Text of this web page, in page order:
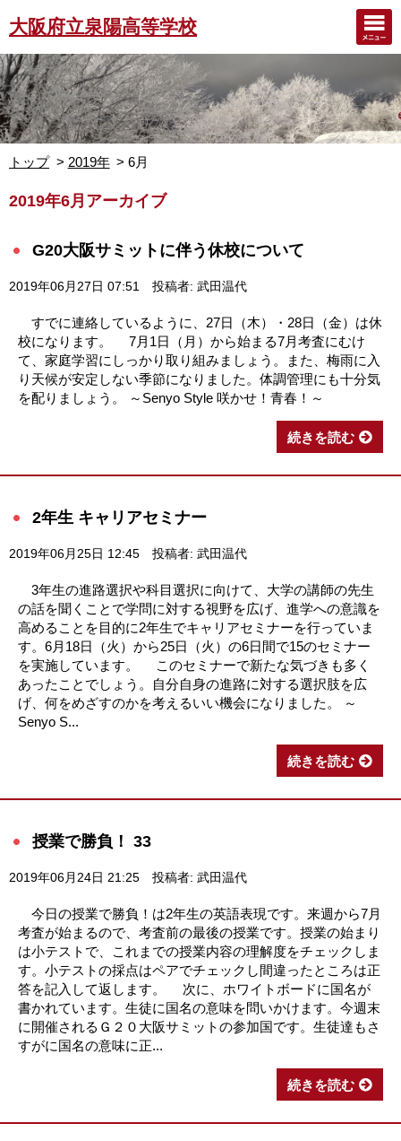
大阪府立泉陽高等学校
トップ 2019年 6月
2019年6月アーカイブ
G20大阪サミットに伴う休校について
2019年06月27日 07:51 投稿者: 武田温代
すでに連絡しているように、27日（木）・28日（金）は休
校になります。 7月1日（月）から始まる7月考査にむけ
て、家庭学習にしっかり取り組みましょう。また、梅雨に入
り天候が安定しない季節になりました。体調管理にも十分気
を配りましょう。 ～Senyo Style 咲かせ！青春！～
続きを読む
2年生 キャリアセミナー
2019年06月25日 12:45 投稿者: 武田温代
3年生の進路選択や科目選択に向けて、大学の講師の先生
の話を聞くことで学問に対する視野を広げ、進学への意識を
高めることを目的に2年生でキャリアセミナーを行っていま
す。6月18日（火）から25日（火）の6日間で15のセミナー
を実施しています。 このセミナーで新たな気づきも多く
あったことでしょう。自分自身の進路に対する選択肢を広
げ、何をめざすのかを考えるいい機会になりました。 ～
Senyo S...
続きを読む
授業で勝負！ 33
2019年06月24日 21:25 投稿者: 武田温代
今日の授業で勝負！は2年生の英語表現です。来週から7月
考査が始まるので、考査前の最後の授業です。授業の始まり
は小テストで、これまでの授業内容の理解度をチェックしま
す。小テストの採点はペアでチェックし間違ったところは正
答を記入して返します。 次に、ホワイトボードに国名が
書かれています。生徒に国名の意味を問いかけます。今週末
に開催されるＧ２０大阪サミットの参加国です。生徒達もさ
すがに国名の意味に正...
続きを読む